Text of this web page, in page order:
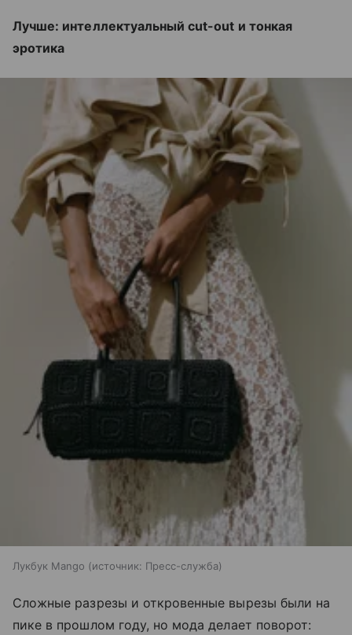
Лучше: интеллектуальный cut-out и тонкая
эротика
Лукбук Mango источник: Пресс-служба
Сложные разрезы и откровенные вырезы были на
пике в прошлом году, но мода делает поворот: